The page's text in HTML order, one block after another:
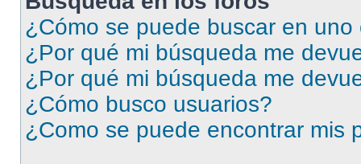
¿Cómo se puede buscar en uno
¿Por qué mi búsqueda me
¿Por qué mi búsqueda me
¿Cómo busco usuarios?
¿Como se puede encontrar mis